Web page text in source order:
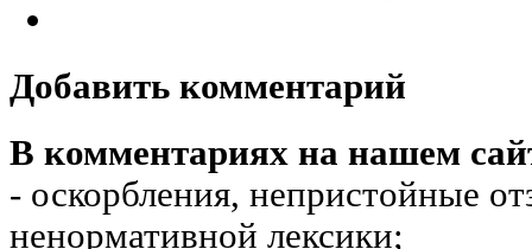
Добавить комментарий
В комментариях на нашем
- оскорбления, непристойные
ненормативной лексики;